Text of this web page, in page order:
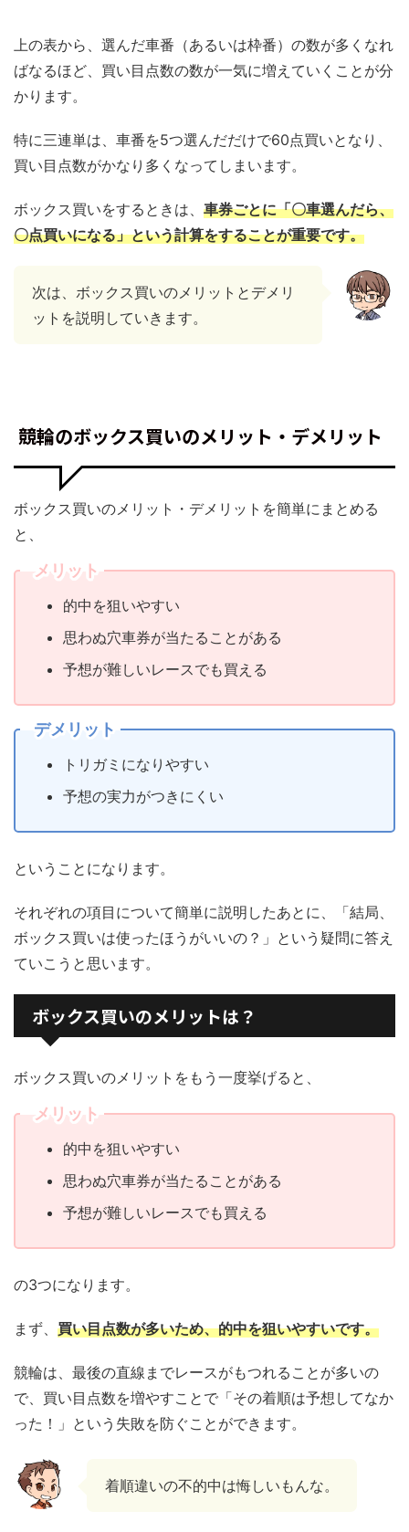
上の表から、選んだ車番（あるいは枠番）の数が多くなれ
ばなるほど、買い目点数の数が一気に増えていくことが分
かります。
特に三連単は、車番を5つ選んだだけで60点買いとなり、
買い目点数がかなり多くなってしまいます。
ボックス買いをするときは、 車券ごとに「〇車選んだら、
〇点買いになる」という計算をすることが重要です。
次は、ボックス買いのメリットとデメリ
ットを説明していきます。
競輪のボックス買いのメリット・デメリット
ボックス買いのメリット・デメリットを簡単にまとめる
と、
メリット
的中を狙いやすい
思わぬ穴車券が当たることがある
予想が難しいレースでも買える
デメリット
トリガミになりやすい
予想の実力がつきにくい
ということになります。
それぞれの項目について簡単に説明したあとに、「結局、
ボックス買いは使ったほうがいいの？」という疑問に答え
ていこうと思います。
ボックス買いのメリットは？
ボックス買いのメリットをもう一度挙げると、
メリット
的中を狙いやすい
思わぬ穴車券が当たることがある
予想が難しいレースでも買える
の3つになります。
まず、 買い目点数が多いため、的中を狙いやすいです。
競輪は、最後の直線までレースがもつれることが多いの
で、買い目点数を増やすことで「その着順は予想してなか
った！」という失敗を防ぐことができます。
着順違いの不的中は悔しいもんな。